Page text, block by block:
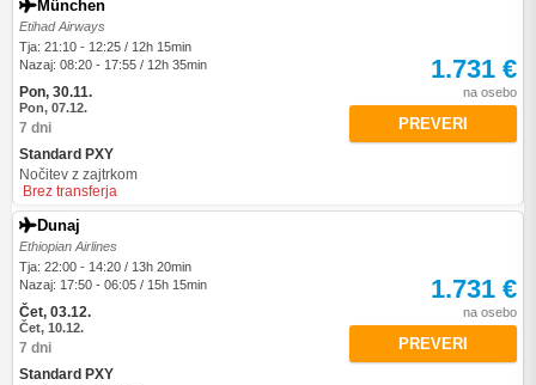
München
Etihad Airways
Tja: 21:10 - 12:25 / 12h 15min
Nazaj: 08:20 - 17:55 / 12h 35min
Pon, 30.11.
Pon, 07.12.
7 dni
Standard PXY
Nočitev z zajtrkom
Brez transferja
1.731 €
na osebo
PREVERI
Dunaj
Ethiopian Airlines
Tja: 22:00 - 14:20 / 13h 20min
Nazaj: 17:50 - 06:05 / 15h 15min
Čet, 03.12.
Čet, 10.12.
7 dni
Standard PXY
1.731 €
na osebo
PREVERI